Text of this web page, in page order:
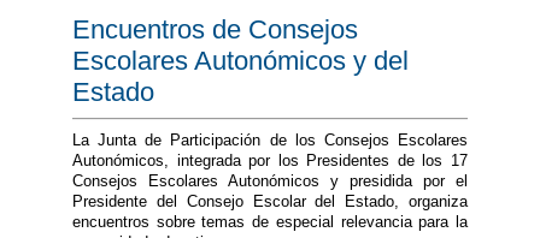
Encuentros de Consejos
Escolares Autonómicos y del
Estado
La Junta de Participación de los Consejos Escolares
Autonómicos, integrada por los Presidentes de los 17
Consejos Escolares Autonómicos y presidida por el
Presidente del Consejo Escolar del Estado, organiza
encuentros sobre temas de especial relevancia para la